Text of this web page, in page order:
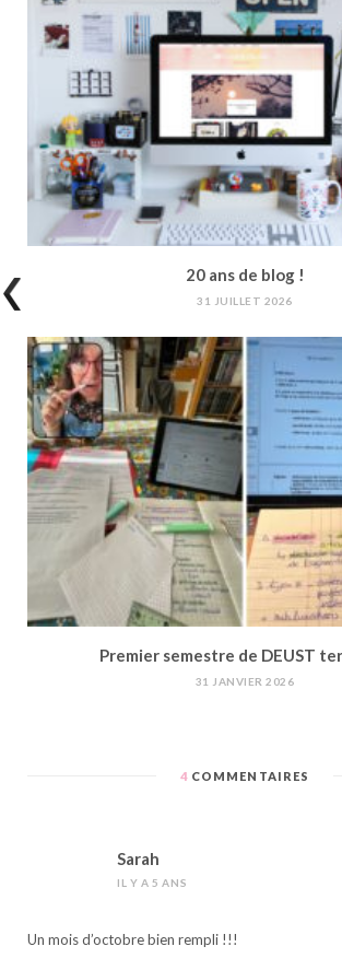
20 ans de blog !
31 JUILLET 2026
Premier semestre de DEUST
31 JANVIER 2026
4COMMENTAIRES
Sarah
IL Y A 5 ANS
Un mois d’octobre bien rempli !!!